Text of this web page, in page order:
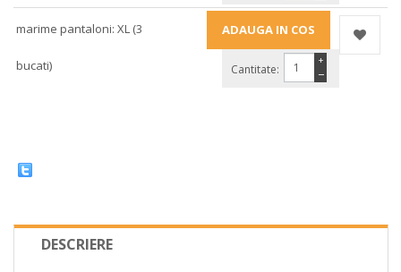
marime pantaloni: XL (3
bucati) Cantitate: −
+
DESCRIERE